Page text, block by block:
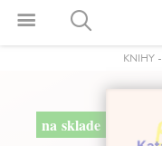
KNIHY-
na sklade